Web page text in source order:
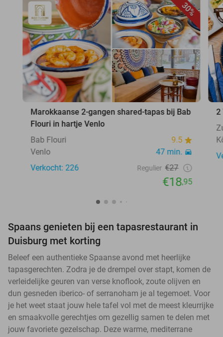
30%
Marokkaanse 2-gangen shared-tapas bij Bab
Flouri in hartje Venlo
Bab Flouri
9.5
Venlo
47 min.
Verkocht: 226
Regulier €27
€18,95
2
Spaans genieten bij een tapasrestaurant in
Duisburg met korting
Beleef een authentieke Spaanse avond met heerlijke
tapasgerechten. Zodra je de drempel over stapt, komen de
verleidelijke geuren van verse knoflook, zoute olijven en
dun gesneden iberico- of serranoham je al tegemoet. Voor
je het weet staat jouw hele tafel vol met de meest kleurrijke
en smaakvolle gerechtjes om gezellig samen te delen met
jouw favoriete gezelschap. Deze warme, mediterrane